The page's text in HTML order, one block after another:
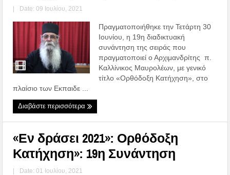
| Date: 09 Ιουλίου, 2021
Πραγματοποιήθηκε την Τετάρτη 30
Ιουνίου, η 19η διαδικτυακή
συνάντηση της σειράς που
πραγματοποιεί ο Αρχιμανδρίτης π.
Καλλίνικος Μαυρολέων, με γενικό
τίτλο «Ορθόδοξη Κατήχηση», στο
πλαίσιο των Εκπαιδε ...
Διαβάστε περισσότερα
«Εν δράσει 2021»: Ορθόδοξη
Κατήχηση»: 19η Συνάντηση
| Date: 01 Ιουλίου, 2021